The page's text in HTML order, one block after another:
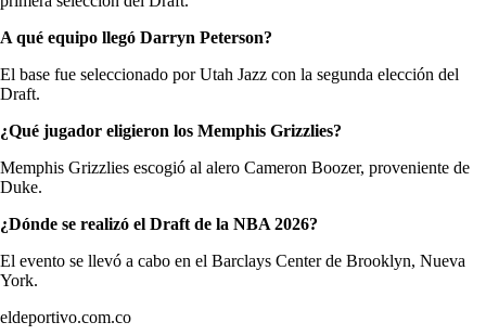
A qué equipo llegó Darryn Peterson?
El base fue seleccionado por Utah Jazz con la segunda elección del
Draft.
¿Qué jugador eligieron los Memphis Grizzlies?
Memphis Grizzlies escogió al alero Cameron Boozer, proveniente de
Duke.
¿Dónde se realizó el Draft de la NBA 2026?
El evento se llevó a cabo en el Barclays Center de Brooklyn, Nueva
York.
eldeportivo.com.co